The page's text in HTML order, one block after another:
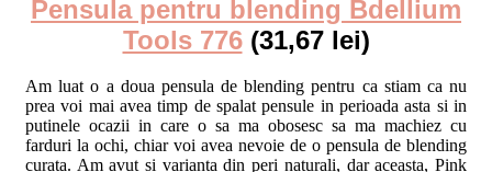
Pensula pentru blending Bdellium
Tools 776(31,67 lei)
Am luat o a doua pensula de blending pentru ca stiam ca nu
prea voi mai avea timp de spalat pensule in perioada asta si in
putinele ocazii in care o sa ma obosesc sa ma machiez cu
farduri la ochi, chiar voi avea nevoie de o pensula de blending
curata. Am avut si varianta din peri naturali, dar aceasta, Pink